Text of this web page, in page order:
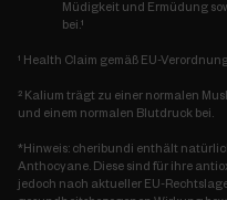
Müdigkeit und Ermüdung
bei.¹
¹ Health Claim gemäß EU-
² Kalium trägt zu einer normalen
und einem normalen Blutdruck bei.
*Hinweis: cheribundi enthält
Anthocyane. Diese sind für ihre
jedoch nach aktueller EU-